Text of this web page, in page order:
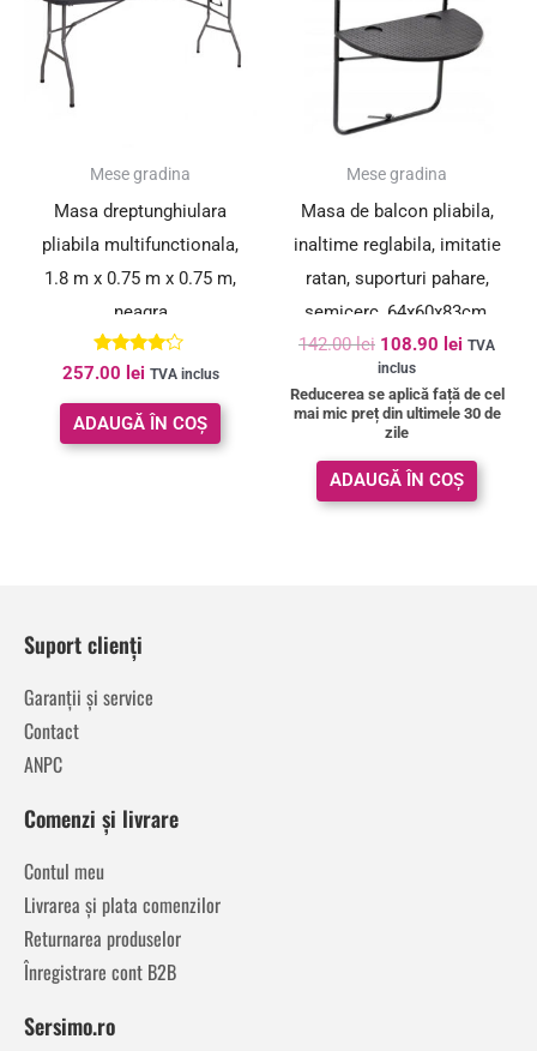
Mese gradina
Masa dreptunghiulara
pliabila multifunctionala,
1.8 m x 0.75 m x 0.75 m,
neagra
Evaluat la
4.00
din 5
257.00 lei TVA inclus
ADAUGĂ ÎN COȘ
SUPER PREȚ!Mese gradina
Masa de balcon pliabila,
inaltime reglabila, imitatie
ratan, suporturi pahare,
semicerc, 64x60x83cm,
negru
142.00lei
142.00 lei.
108.90 lei TVA
inclus
Reducerea se aplică față de cel
mai mic preț din ultimele 30 de
zile
ADAUGĂ ÎN COȘ
Suport clienți
Garanții și service
Contact
ANPC
Comenzi și livrare
Contul meu
Livrarea și plata comenzilor
Returnarea produselor
Înregistrare cont B2B
Sersimo.ro